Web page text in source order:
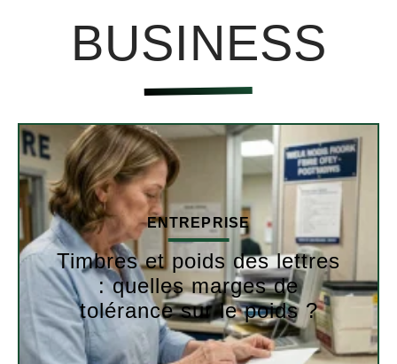
BUSINESS
ENTREPRISE
Timbres et poids des lettres
: quelles marges de
tolérance sur le poids ?